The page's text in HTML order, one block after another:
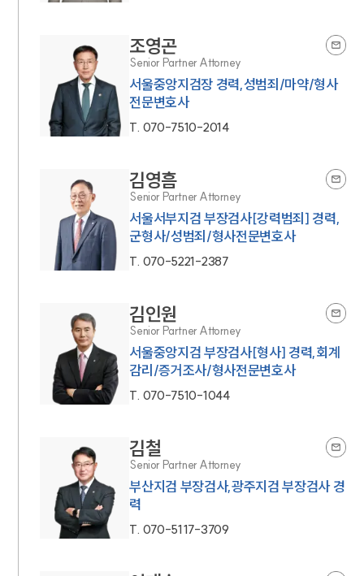
조영곤
Senior Partner Attorney
서울중앙지검장 경력,성범죄/마약/형사
전문변호사
T. 070-7510-2014
김영흠
Senior Partner Attorney
서울서부지검 부장검사[강력범죄] 경력,
군형사/성범죄/형사전문변호사
T. 070-5221-2387
김인원
Senior Partner Attorney
서울중앙지검 부장검사[형사] 경력,회계
감리/증거조사/형사전문변호사
T. 070-7510-1044
김철
Senior Partner Attorney
부산지검 부장검사,광주지검 부장검사 경
력
T. 070-5117-3709